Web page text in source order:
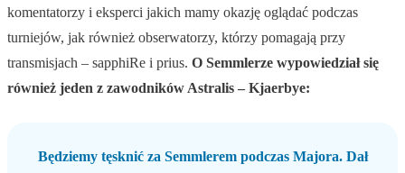
komentatorzy i eksperci jakich mamy okazję oglądać podczas
turniejów, jak również obserwatorzy, którzy pomagają przy
transmisjach – sapphiRe i prius. O Semmlerze wypowiedział się
również jeden z zawodników Astralis – Kjaerbye:
Będziemy tęsknić za Semmlerem podczas Majora. Dał